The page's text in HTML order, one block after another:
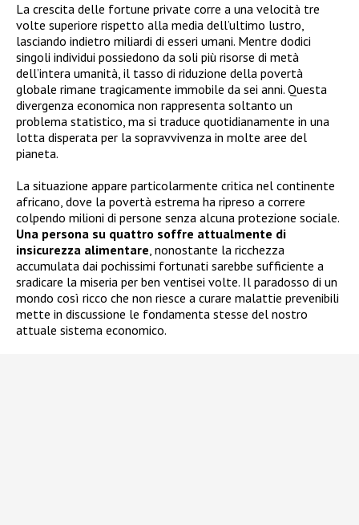
La crescita delle fortune private corre a una velocità tre
volte superiore rispetto alla media dell’ultimo lustro,
lasciando indietro miliardi di esseri umani. Mentre dodici
singoli individui possiedono da soli più risorse di metà
dell’intera umanità, il tasso di riduzione della povertà
globale rimane tragicamente immobile da sei anni. Questa
divergenza economica non rappresenta soltanto un
problema statistico, ma si traduce quotidianamente in una
lotta disperata per la sopravvivenza in molte aree del
pianeta.
La situazione appare particolarmente critica nel continente
africano, dove la povertà estrema ha ripreso a correre
colpendo milioni di persone senza alcuna protezione sociale.
Una persona su quattro soffre attualmente di
insicurezza alimentare, nonostante la ricchezza
accumulata dai pochissimi fortunati sarebbe sufficiente a
sradicare la miseria per ben ventisei volte. Il paradosso di un
mondo così ricco che non riesce a curare malattie prevenibili
mette in discussione le fondamenta stesse del nostro
attuale sistema economico.